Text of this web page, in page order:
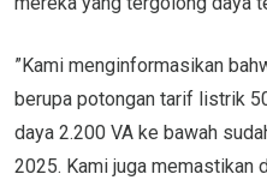
”Kami menginformasikan
berupa potongan tarif listrik
daya 2.200 VA ke bawah
2025. Kami juga memastikan